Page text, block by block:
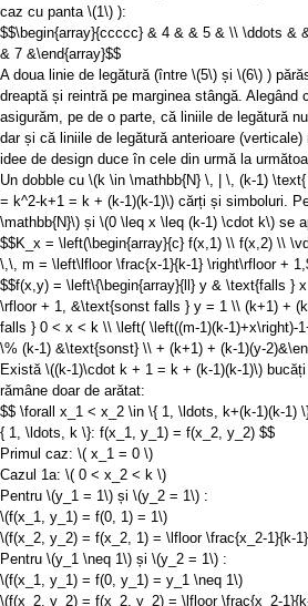
caz cu panta \(1\) ):
$$\begin{array}{ccccc} & 4 & & 5 & \\ \ddots &
& 7 &\end{array}$$
A doua linie de legătură (între \(5\) și \(6\) )
dreaptă și reintră pe marginea stângă. Alegând
asigurăm, pe de o parte, că liniile de legătură
dar și că liniile de legătură anterioare
idee de design duce în cele din urmă la
Un dobble cu \(k \in \mathbb{N} \, | \, (k-1)
= k^2-k+1 = k + (k-1)(k-1)\) cărți și simboluri.
\mathbb{N}\) și \(0 \leq x \leq (k-1) \cdot k\) se
$$K_x = \left(\begin{array}{c} f(x,1) \\ f(x,2) \\
\,\, m = \left\lfloor \frac{x-1}{k-1} \right\rfloor +
$$f(x,y) = \left\{\begin{array}{ll} y & \text{falls }
\rfloor + 1, &\text{sonst falls } y = 1 \\ (k+1) +
falls } 0 < x < k \\ \left( \left((m-1)(k-1)+x\right)-
\% (k-1) &\text{sonst} \\ + (k+1) + (k-1)(y-
Există \((k-1)\cdot k + 1 = k + (k-1)(k-1)\)
rămâne doar de arătat:
$$ \forall x_1 < x_2 \in \{ 1, \ldots, k+(k-1)(k-
{ 1, \ldots, k \}: f(x_1, y_1) = f(x_2, y_2) $$
Primul caz: \( x_1 = 0 \)
Cazul 1a: \( 0 < x_2 < k \)
Pentru \(y_1 = 1\) și \(y_2 = 1\) :
\(f(x_1, y_1) = f(0, 1) = 1\)
\(f(x_2, y_2) = f(x_2, 1) = \lfloor \frac{x_2-1}{k-
Pentru \(y_1 \neq 1\) și \(y_2 = 1\) :
\(f(x_1, y_1) = f(0, y_1) = y_1 \neq 1\)
\(f(x_2, y_2) = f(x_2, y_2) = \lfloor \frac{x_2-